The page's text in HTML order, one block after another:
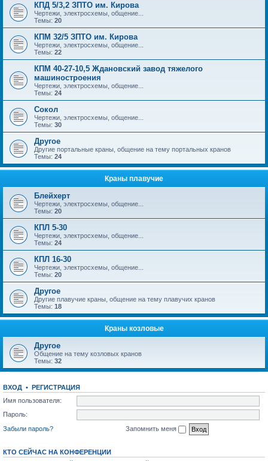
КПД 5/3,2 ЗПТО им. Кирова
Чертежи, электросхемы, общение...
Темы: 20
КПМ 32/5 ЗПТО им. Кирова
Чертежи, электросхемы, общение...
Темы: 22
КПМ 40-27-10,5 Ждановский завод тяжелого
машиностроения
Чертежи, электросхемы, общение...
Темы: 24
Сокол
Чертежи, электросхемы, общение...
Темы: 30
Другое
Другие портальные краны, общение на тему портальных кранов
Темы: 24
Краны плавучие
Блейхерт
Чертежи, электросхемы, общение...
Темы: 20
КПЛ 5-30
Чертежи, электросхемы, общение...
Темы: 24
КПЛ 16-30
Чертежи, электросхемы, общение...
Темы: 20
Другое
Другие плавучие краны, общение на тему плавучих кранов
Темы: 18
Краны козловые
Другое
Общение на тему козловых кранов
Темы: 32
ВХОД • РЕГИСТРАЦИЯ
Имя пользователя:
Пароль:
Забыли пароль?
Запомнить меня
КТО СЕЙЧАС НА КОНФЕРЕНЦИИ